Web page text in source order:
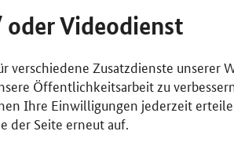
Videodienst
verschiedene Zusatzdienste
Öffentlichkeitsarbeit zu
Ihre Einwilligungen jederzeit
der Seite erneut auf.